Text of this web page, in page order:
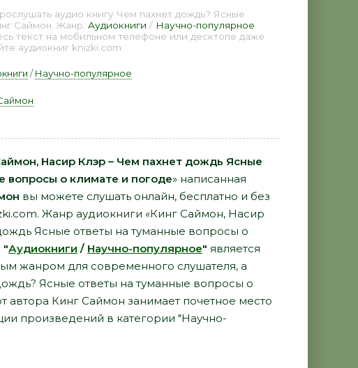
аудио книгу Чем пахнет дождь? Ясные
Саймон. Жанр: Аудиокниги / Научно-популярное
текст на мобильном телефоне или десктопе даже
аудиокниг knizki.com.
/Научно-популярное
Насир Клэр – Чем пахнет дождь Ясные
вопросы о климате и погоде» написанная
вы можете слушать онлайн, бесплатно и без
Жанр аудиокниги «Кинг Саймон, Насир
Ясные ответы на туманные вопросы о
"Аудиокниги / Научно-популярное" является
жанром для современного слушателя, а
Ясные ответы на туманные вопросы о
автора Кинг Саймон занимает почетное место
произведений в категории "Научно-